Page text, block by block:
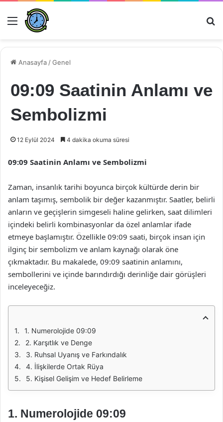
Menü
Anasayfa /Genel
09:09 Saatinin Anlamı ve
Sembolizmi
12 Eylül 2024 4 dakika okuma süresi
09:09 Saatinin Anlamı ve Sembolizmi
Zaman, insanlık tarihi boyunca birçok kültürde derin bir
anlam taşımış, sembolik bir değer kazanmıştır. Saatler, belirli
anların ve geçişlerin simgeseli haline gelirken, saat dilimleri
içindeki belirli kombinasyonlar da özel anlamlar ifade
etmeye başlamıştır. Özellikle 09:09 saati, birçok insan için
ilginç bir sembolizm ve anlam kaynağı olarak öne
çıkmaktadır. Bu makalede, 09:09 saatinin anlamını,
sembollerini ve içinde barındırdığı derinliğe dair görüşleri
inceleyeceğiz.
1. Numerolojide 09:09
2. Karşıtlık ve Denge
3. Ruhsal Uyanış ve Farkındalık
4. İlişkilerde Ortak Rüya
5. Kişisel Gelişim ve Hedef Belirleme
1. Numerolojide 09:09